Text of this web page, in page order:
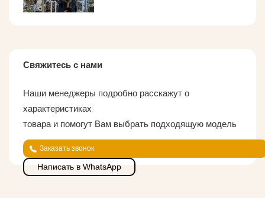
Свяжитесь с нами
Наши менеджеры подробно расскажут о
характеристиках
товара и помогут Вам выбрать подходящую модель
Заказать звонок
Написать в WhatsApp